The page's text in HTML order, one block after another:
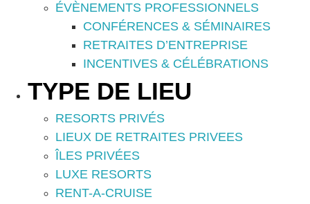
ÉVÈNEMENTS PROFESSIONNELS
CONFÉRENCES & SÉMINAIRES
RETRAITES D’ENTREPRISE
INCENTIVES & CÉLÉBRATIONS
TYPE DE LIEU
RESORTS PRIVÉS
LIEUX DE RETRAITES PRIVEES
ÎLES PRIVÉES
LUXE RESORTS
RENT-A-CRUISE